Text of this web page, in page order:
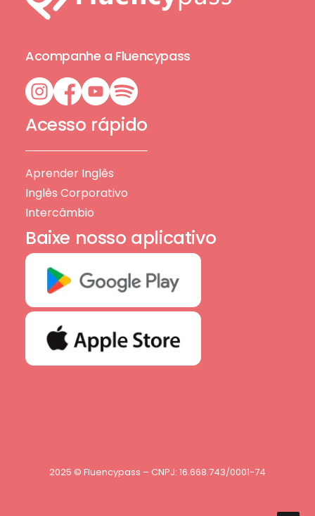
Acompanhe a Fluencypass
Acesso rápido
Aprender Inglês
Inglês Corporativo
Intercâmbio
Baixe nosso aplicativo
2025 © Fluencypass – CNPJ: 16.668.743/0001-74